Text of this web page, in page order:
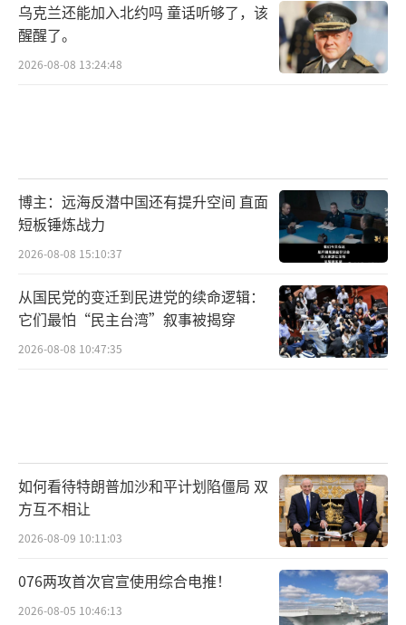
乌克兰还能加入北约吗 童话听够了，该
醒醒了。
2026-08-08 13:24:48
博主：远海反潜中国还有提升空间 直面
短板锤炼战力
2026-08-08 15:10:37
从国民党的变迁到民进党的续命逻辑：
它们最怕“民主台湾”叙事被揭穿
2026-08-08 10:47:35
如何看待特朗普加沙和平计划陷僵局 双
方互不相让
2026-08-09 10:11:03
076两攻首次官宣使用综合电推！
2026-08-05 10:46:13